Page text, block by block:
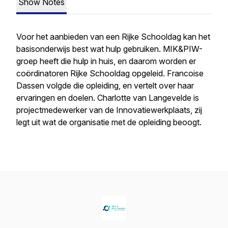
Show Notes
Voor het aanbieden van een Rijke Schooldag kan het
basisonderwijs best wat hulp gebruiken. MIK&PIW-
groep heeft die hulp in huis, en daarom worden er
coördinatoren Rijke Schooldag opgeleid. Francoise
Dassen volgde die opleiding, en vertelt over haar
ervaringen en doelen. Charlotte van Langevelde is
projectmedewerker van de Innovatiewerkplaats, zij
legt uit wat de organisatie met de opleiding beoogt.